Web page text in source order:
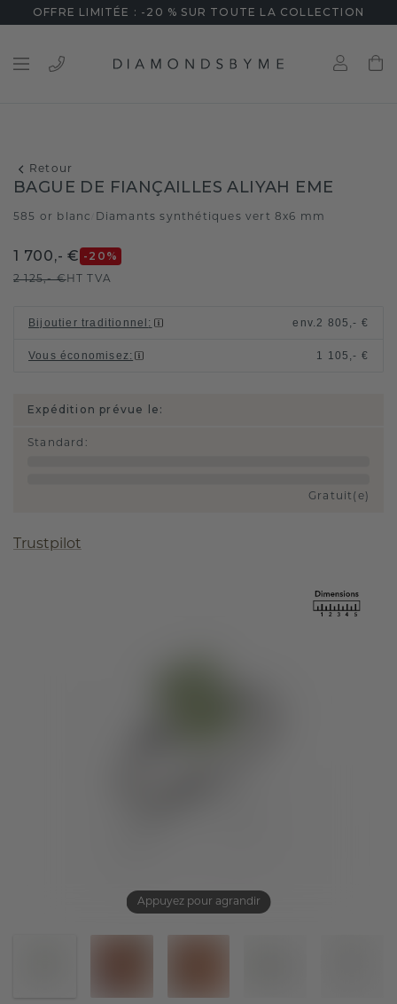
OFFRE LIMITÉE : -20 % SUR TOUTE LA COLLECTION
Retour
Appuyez pour agrandir
BAGUE DE FIANÇAILLES ALIYAH EME
585 or blanc Diamants synthétiques vert 8x6 mm
1 700,- € -20 %
2 125,- €HT TVA
Bijoutier traditionnel : env.2 805,- €
Vous économisez: 1 105,- €
Expédition prévue le:
Standard :
Gratuit(e)
Trustpilot